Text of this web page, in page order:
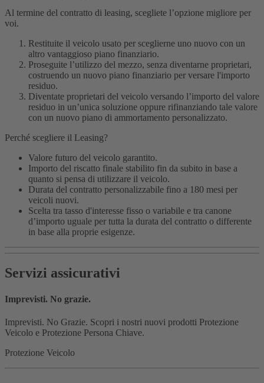
Al termine del contratto di leasing, scegliete l’opzione migliore per
voi.
Restituite il veicolo usato per sceglierne uno nuovo con un
altro vantaggioso piano finanziario.
Proseguite l’utilizzo del mezzo, senza diventarne proprietari,
costruendo un nuovo piano finanziario per versare l'importo
residuo.
Diventate proprietari del veicolo versando l’importo del valore
residuo in un’unica soluzione oppure rifinanziando tale valore
con un nuovo piano di ammortamento personalizzato.
Perché scegliere il Leasing?
Valore futuro del veicolo garantito.
Importo del riscatto finale stabilito fin da subito in base a
quanto si pensa di utilizzare il veicolo.
Durata del contratto personalizzabile fino a 180 mesi per
veicoli nuovi.
Scelta tra tasso d'interesse fisso o variabile e tra canone
d’importo uguale per tutta la durata del contratto o differente
in base alla proprie esigenze.
Servizi assicurativi
Imprevisti. No grazie.
Imprevisti. No Grazie. Scopri i nostri nuovi prodotti Protezione
Veicolo e Protezione Persona Chiave.
Protezione Veicolo